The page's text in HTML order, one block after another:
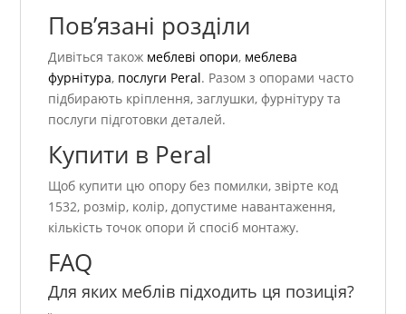
Пов’язані розділи
Дивіться також меблеві опори, меблева
фурнітура, послуги Peral. Разом з опорами часто
підбирають кріплення, заглушки, фурнітуру та
послуги підготовки деталей.
Купити в Peral
Щоб купити цю опору без помилки, звірте код
1532, розмір, колір, допустиме навантаження,
кількість точок опори й спосіб монтажу.
FAQ
Для яких меблів підходить ця позиція?